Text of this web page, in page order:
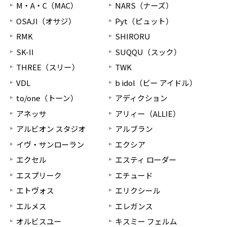
M・A・C（MAC）
NARS（ナーズ）
OSAJI（オサジ）
Pyt（ピュット）
RMK
SHIRORU
SK-II
SUQQU（スック）
THREE（スリー）
TWK
VDL
b idol（ビー アイドル）
to/one（トーン）
アディクション
アネッサ
アリィー（ALLIE）
アルビオン スタジオ
アルブラン
イヴ・サンローラン
エクシア
エクセル
エスティ ローダー
エスプリーク
エチュード
エトヴォス
エリクシール
エルメス
エレガンス
オルビスユー
キスミー フェルム